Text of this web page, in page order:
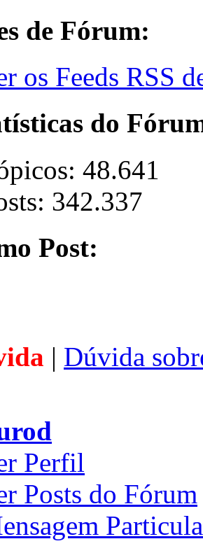
de Fórum:
os Feeds RSS
do
48.641
342.337
Post:
| Dúvida
Perfil
Posts do Fórum